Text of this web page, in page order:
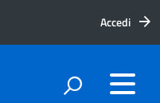
Accedi